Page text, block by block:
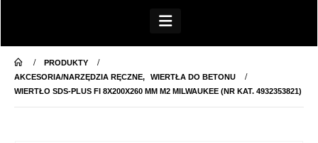
PRODUKTY
AKCESORIA/NARZĘDZIA RĘCZNE,
WIERTŁA DO BETONU
WIERTŁO SDS-PLUS FI 8X200X260 MM M2 MILWAUKEE (NR KAT. 4932353821)